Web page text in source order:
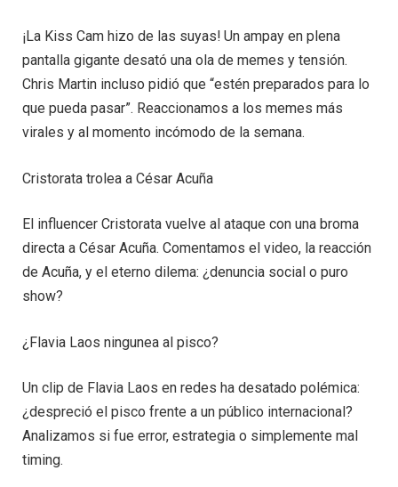
¡La Kiss Cam hizo de las suyas! Un ampay en plena
pantalla gigante desató una ola de memes y tensión.
Chris Martin incluso pidió que “estén preparados para lo
que pueda pasar”. Reaccionamos a los memes más
virales y al momento incómodo de la semana.
Cristorata trolea a César Acuña
El influencer Cristorata vuelve al ataque con una broma
directa a César Acuña. Comentamos el video, la reacción
de Acuña, y el eterno dilema: ¿denuncia social o puro
show?
¿Flavia Laos ningunea al pisco?
Un clip de Flavia Laos en redes ha desatado polémica:
¿despreció el pisco frente a un público internacional?
Analizamos si fue error, estrategia o simplemente mal
timing.